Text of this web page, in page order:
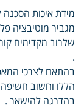
מידת איכות
מגביר מוטיבציה
שלרוב מקדימים
.
בהתאם לצרכי
הללו וחשוב
בהדרגה להישאר .